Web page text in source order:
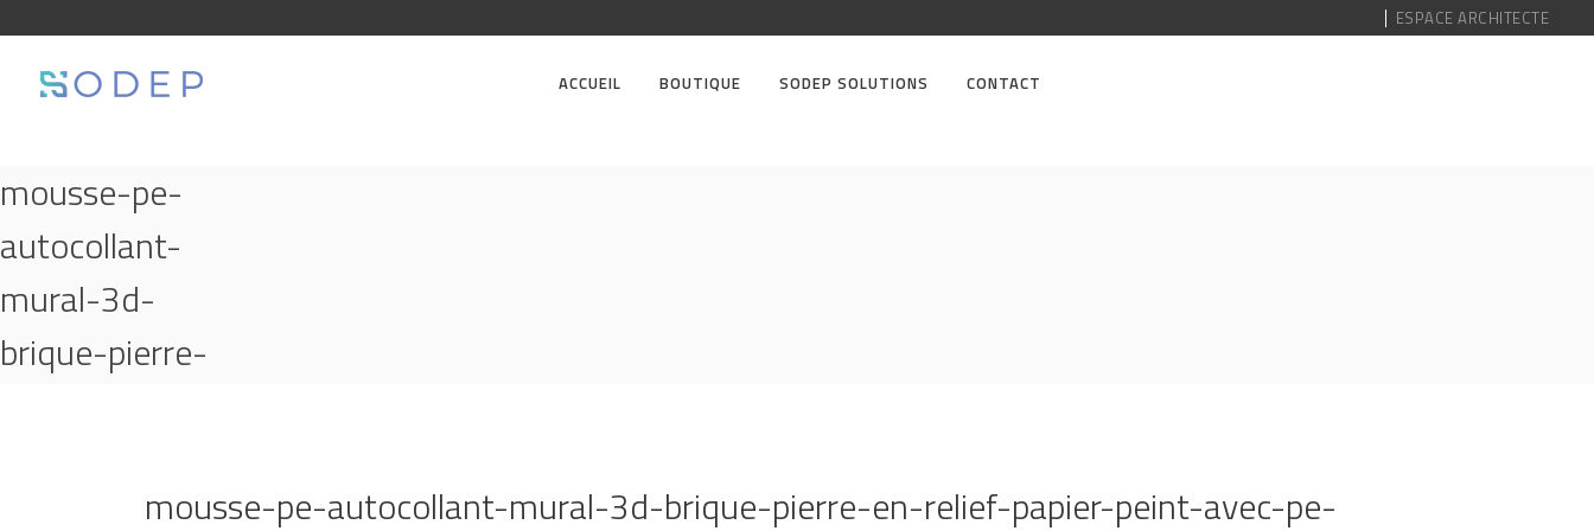
ESPACE ARCHITECTE
ACCUEIL BOUTIQUE SODEP SOLUTIONS CONTACT
mousse-pe-
autocollant-
mural-3d-
brique-pierre-
mousse-3d-mousse-pe-autocollant-mural-3d-brique-pierre-en-relief-papier-peint-avec-pe-